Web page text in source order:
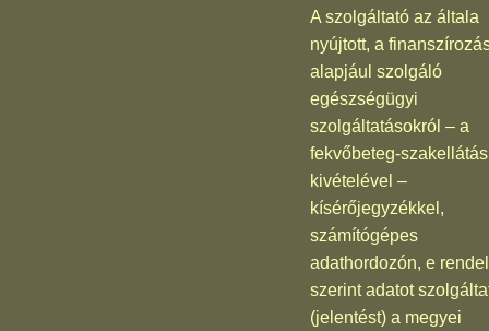
A szolgáltató az általa
nyújtott, a
alapjául szolgáló
egészségügyi
szolgáltatásokról – a
fekvőbeteg-szakellátás
kivételével –
kísérőjegyzékkel,
számítógépes
adathordozón, e
szerint adatot
(jelentést) a megyei